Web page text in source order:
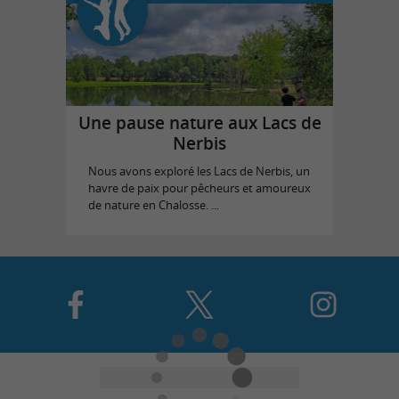
Une pause nature aux Lacs de
Nerbis
Nous avons exploré les Lacs de Nerbis, un
havre de paix pour pêcheurs et amoureux
de nature en Chalosse. ...